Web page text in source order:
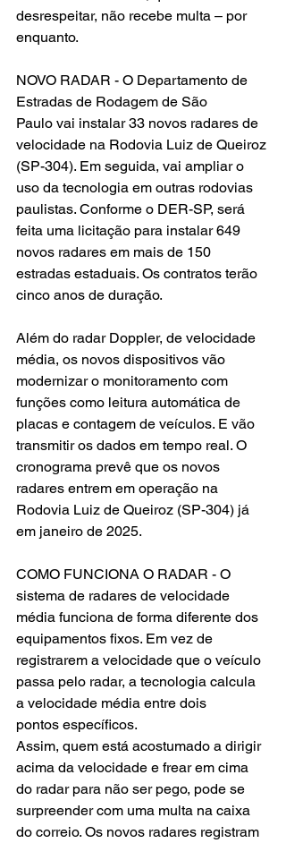
desrespeitar, não recebe multa – por
enquanto.
NOVO RADAR - O Departamento de
Estradas de Rodagem de São
Paulo vai instalar 33 novos radares de
velocidade na Rodovia Luiz de Queiroz
(SP-304). Em seguida, vai ampliar o
uso da tecnologia em outras rodovias
paulistas. Conforme o DER-SP, será
feita uma licitação para instalar 649
novos radares em mais de 150
estradas estaduais. Os contratos terão
cinco anos de duração.
Além do radar Doppler, de velocidade
média, os novos dispositivos vão
modernizar o monitoramento com
funções como leitura automática de
placas e contagem de veículos. E vão
transmitir os dados em tempo real. O
cronograma prevê que os novos
radares entrem em operação na
Rodovia Luiz de Queiroz (SP-304) já
em janeiro de 2025.
COMO FUNCIONA O RADAR - O
sistema de radares de velocidade
média funciona de forma diferente dos
equipamentos fixos. Em vez de
registrarem a velocidade que o veículo
passa pelo radar, a tecnologia calcula
a velocidade média entre dois
pontos específicos.
Assim, quem está acostumado a dirigir
acima da velocidade e frear em cima
do radar para não ser pego, pode se
surpreender com uma multa na caixa
do correio. Os novos radares registram